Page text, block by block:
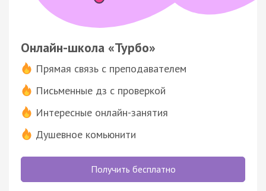
Онлайн-школа «Турбо»
Прямая связь с преподавателем
Письменные дз с проверкой
Интересные онлайн-занятия
Душевное комьюнити
Получить бесплатно